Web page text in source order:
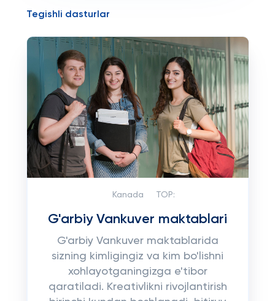
Tegishli dasturlar
Kanada TOP:
G'arbiy Vankuver maktablari
G'arbiy Vankuver maktablarida
sizning kimligingiz va kim bo'lishni
xohlayotganingizga e'tibor
qaratiladi. Kreativlikni rivojlantirish